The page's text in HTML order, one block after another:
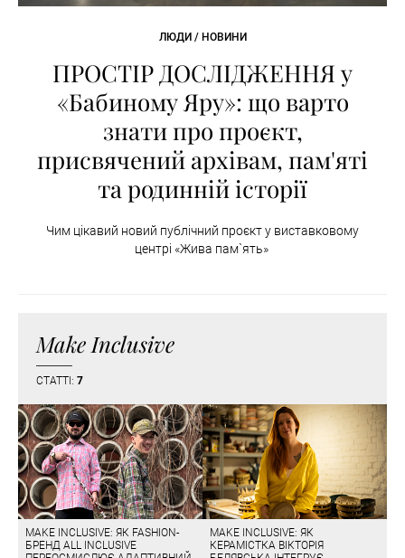
ЛЮДИ / НОВИНИ
ПРОСТІР ДОСЛІДЖЕННЯ у
«Бабиному Яру»: що варто
знати про проєкт,
присвячений архівам, пам'яті
та родинній історії
Чим цікавий новий публічний проєкт у виставковому
центрі «Жива пам`ять»
Make Inclusive
СТАТТІ: 7
MAKE INCLUSIVE: ЯК FASHION-
БРЕНД ALL INCLUSIVE
MAKE INCLUSIVE: ЯК
КЕРАМІСТКА ВІКТОРІЯ